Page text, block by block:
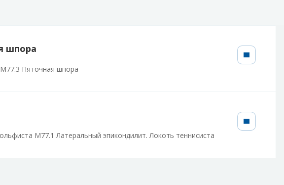
шпора
Пяточная шпора
M77.1 Латеральный эпикондилит. Локоть теннисиста